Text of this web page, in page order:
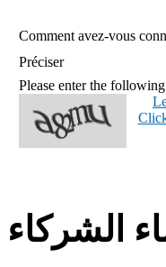
Comment avez-vous
Préciser
Please enter the
الشركاء